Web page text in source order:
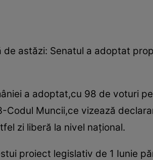
de astăzi: Senatul a adoptat
a adoptat,cu 98 de voturi
Codul Muncii,ce vizează
zi liberă la nivel naţional.
proiect legislativ de 1 Iunie